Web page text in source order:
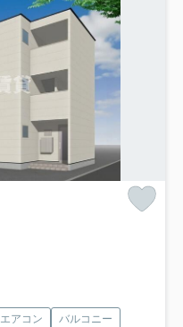
エアコン
バルコニー